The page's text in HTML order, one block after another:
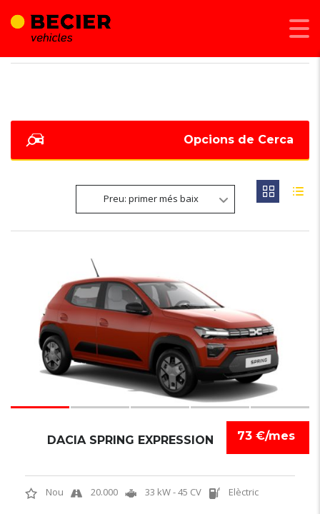
Opcions de Cerca
Preu: primer més baix
73 €/mes
DACIA SPRING EXPRESSION
Nou 20.000 33 kW - 45 CV Elèctric